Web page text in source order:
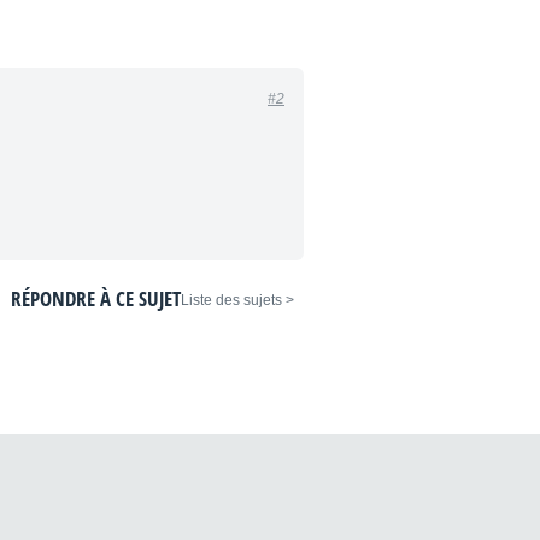
#2
< Liste des sujets
RÉPONDRE À CE SUJET